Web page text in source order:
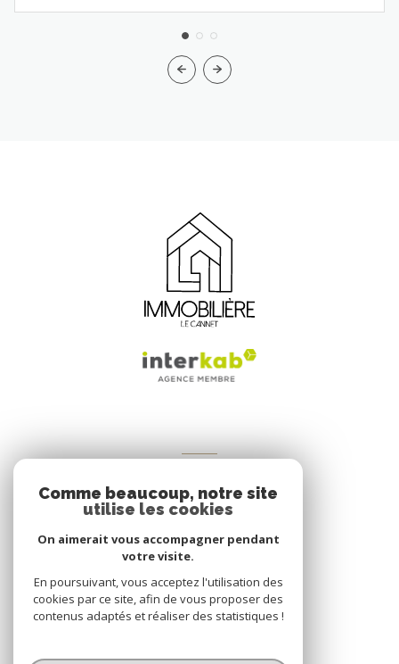
Espace propriétaire
Comme beaucoup, notre site
utilise les cookies
On aimerait vous accompagner pendant
votre visite.
En poursuivant, vous acceptez l'utilisation des
cookies par ce site, afin de vous proposer des
contenus adaptés et réaliser des statistiques !